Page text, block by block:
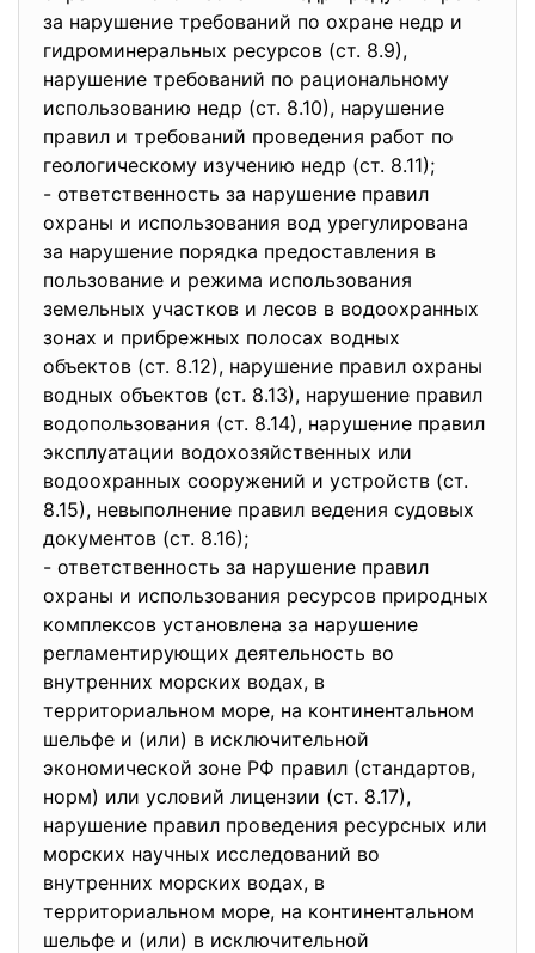
за нарушение требований по охране недр и
гидроминеральных ресурсов (ст. 8.9),
нарушение требований по рациональному
использованию недр (ст. 8.10), нарушение
правил и требований проведения работ по
геологическому изучению недр (ст. 8.11);
- ответственность за нарушение правил
охраны и использования вод урегулирована
за нарушение порядка предоставления в
пользование и режима использования
земельных участков и лесов в водоохранных
зонах и прибрежных полосах водных
объектов (ст. 8.12), нарушение правил охраны
водных объектов (ст. 8.13), нарушение правил
водопользования (ст. 8.14), нарушение правил
эксплуатации водохозяйственных или
водоохранных сооружений и устройств (ст.
8.15), невыполнение правил ведения судовых
документов (ст. 8.16);
- ответственность за нарушение правил
охраны и использования ресурсов природных
комплексов установлена за нарушение
регламентирующих деятельность во
внутренних морских водах, в
территориальном море, на континентальном
шельфе и (или) в исключительной
экономической зоне РФ правил (стандартов,
норм) или условий лицензии (ст. 8.17),
нарушение правил проведения ресурсных или
морских научных исследований во
внутренних морских водах, в
территориальном море, на континентальном
шельфе и (или) в исключительной